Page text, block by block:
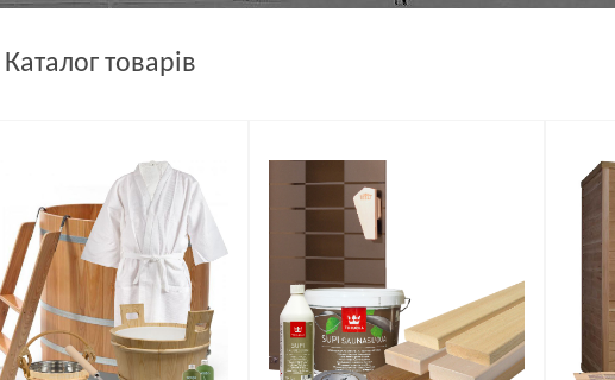
Каталог товарів